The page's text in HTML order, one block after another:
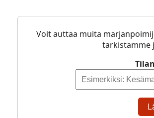
Voit auttaa muita
tarkistamme